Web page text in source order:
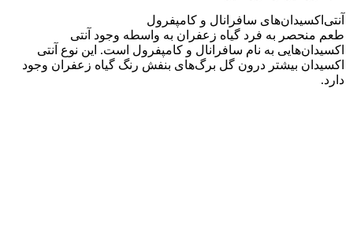
آنتی‌اکسیدان‌های سافرانال و کامپفرول
طعم منحصر به فرد گیاه زعفران به واسطه وجود آنتی
اکسیدان‌هایی به نام سافرانال و کامپفرول است. این نوع آنتی
اکسیدان بیشتر درون گل برگ‌های بنفش رنگ گیاه زعفران وجود
دارد.